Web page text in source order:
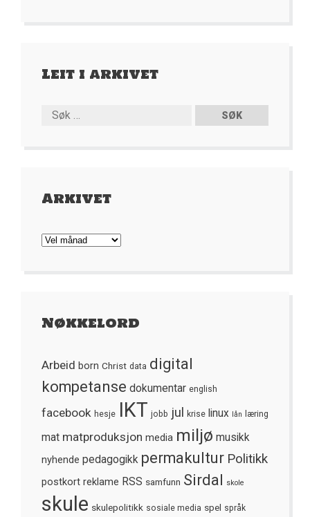
Leit i arkivet
Arkivet
Arkivet
Nøkkelord
Arbeid born Christ data digital
kompetanse dokumentar english
facebook hesje IKT jobb jul krise linux lån læring
mat matproduksjon media miljø musikk
nyhende pedagogikk permakultur Politikk
postkort reklame RSS samfunn Sirdal skole
skule skulepolitikk sosiale media spel språk